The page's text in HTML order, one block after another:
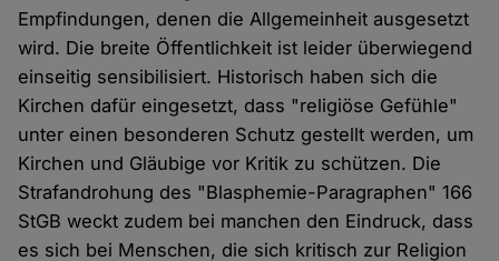
Empfindungen, denen die Allgemeinheit ausgesetzt
wird. Die breite Öffentlichkeit ist leider überwiegend
einseitig sensibilisiert. Historisch haben sich die
Kirchen dafür eingesetzt, dass "religiöse Gefühle"
unter einen besonderen Schutz gestellt werden, um
Kirchen und Gläubige vor Kritik zu schützen. Die
Strafandrohung des "Blasphemie-Paragraphen" 166
StGB weckt zudem bei manchen den Eindruck, dass
es sich bei Menschen, die sich kritisch zur Religion